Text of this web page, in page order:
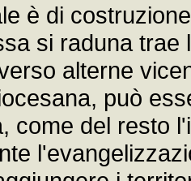
è di
si raduna
alterne
può
come del resto